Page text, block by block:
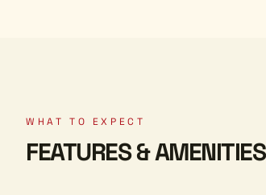
WHAT TO EXPECT
FEATURES & AMENITIES